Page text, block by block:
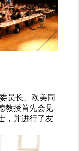
员长、欧美同
教授首先会见
，并进行了友